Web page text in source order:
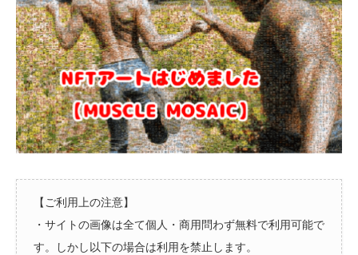
【ご利用上の注意】
・サイトの画像は全て個人・商用問わず無料で利用可能で
す。しかし以下の場合は利用を禁止します。